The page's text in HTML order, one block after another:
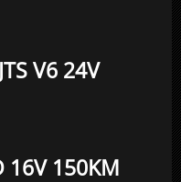
V6 24V
16V 150KM